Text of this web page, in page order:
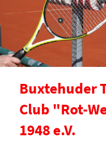
Buxtehuder
Club "Rot-
1948 e.V.